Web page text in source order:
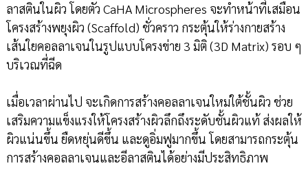
ลาสตินในผิว โดยตัว CaHA Microspheres จะทำหน้าที่เสมือน
โครงสร้างพยุงผิว (Scaffold) ชั่วคราว กระตุ้นให้ร่างกายสร้าง
เส้นใยคอลลาเจนในรูปแบบโครงข่าย 3 มิติ (3D Matrix) รอบ ๆ
บริเวณที่ฉีด
เมื่อเวลาผ่านไป จะเกิดการสร้างคอลลาเจนใหม่ใต้ชั้นผิว ช่วย
เสริมความแข็งแรงให้โครงสร้างผิวลึกถึงระดับชั้นผิวแท้ ส่งผลให้
ผิวแน่นขึ้น ยืดหยุ่นดีขึ้น และดูอิ่มฟูมากขึ้น โดยสามารถกระตุ้น
การสร้างคอลลาเจนและอีลาสตินได้อย่างมีประสิทธิภาพ